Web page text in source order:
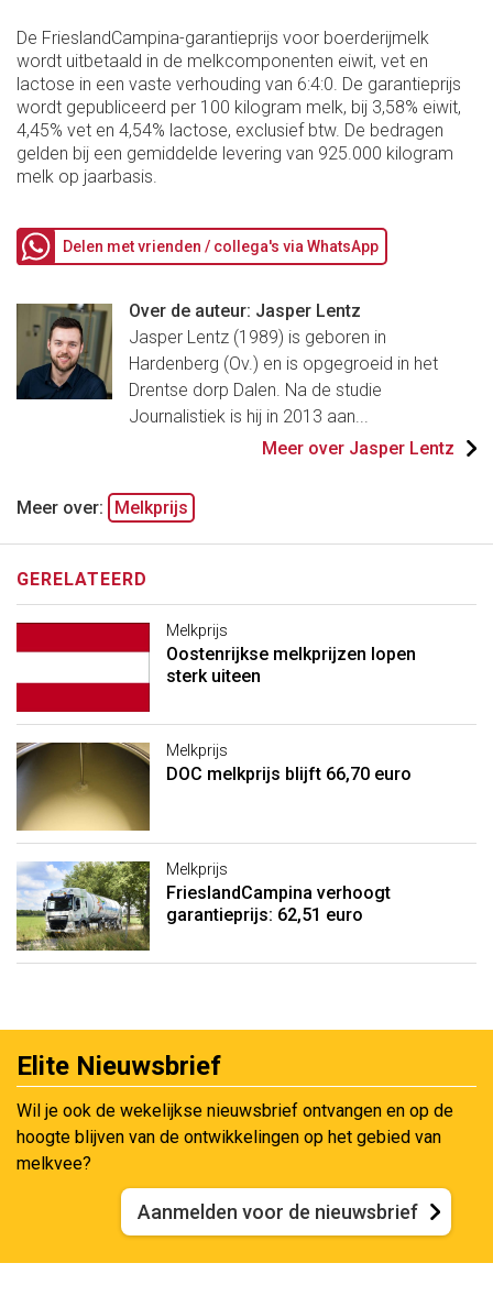
De FrieslandCampina-garantieprijs voor boerderijmelk
wordt uitbetaald in de melkcomponenten eiwit, vet en
lactose in een vaste verhouding van 6:4:0. De garantieprijs
wordt gepubliceerd per 100 kilogram melk, bij 3,58% eiwit,
4,45% vet en 4,54% lactose, exclusief btw. De bedragen
gelden bij een gemiddelde levering van 925.000 kilogram
melk op jaarbasis.
Delen met vrienden / collega's via WhatsApp
Over de auteur: Jasper Lentz
Jasper Lentz (1989) is geboren in
Hardenberg (Ov.) en is opgegroeid in het
Drentse dorp Dalen. Na de studie
Journalistiek is hij in 2013 aan...
Meer over Jasper Lentz
Meer over: Melkprijs
GERELATEERD
Melkprijs
Oostenrijkse melkprijzen lopen
sterk uiteen
Melkprijs
DOC melkprijs blijft 66,70 euro
Melkprijs
FrieslandCampina verhoogt
garantieprijs: 62,51 euro
Elite Nieuwsbrief
Wil je ook de wekelijkse nieuwsbrief ontvangen en op de
hoogte blijven van de ontwikkelingen op het gebied van
melkvee?
Aanmelden voor de nieuwsbrief